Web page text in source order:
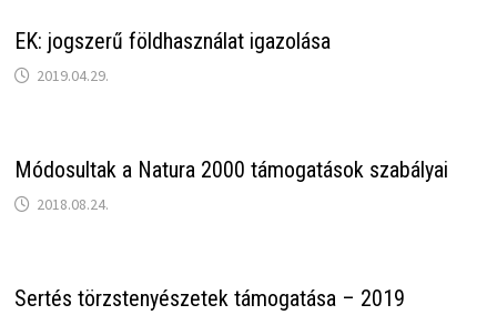
EK: jogszerű földhasználat igazolása
2019.04.29.
Módosultak a Natura 2000 támogatások szabályai
2018.08.24.
Sertés törzstenyészetek támogatása – 2019